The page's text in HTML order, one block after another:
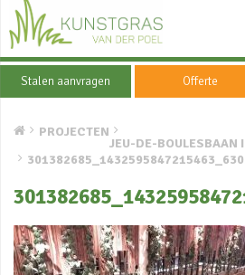
Stalen aanvragen Offerte
PROJECTEN
JEU-DE-BOULESBAAN